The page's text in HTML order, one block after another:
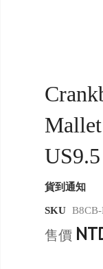
US9.5
貨到通知
SKU
售價